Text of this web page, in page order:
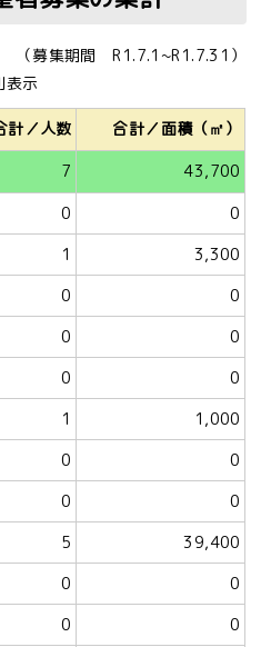
（募集期間 R1.7.1~R1.7.31）
示
計／人数
合計／面積（㎡）
7
43,700
0
0
1
3,300
0
0
0
0
0
0
1
1,000
0
0
0
0
5
39,400
0
0
0
0